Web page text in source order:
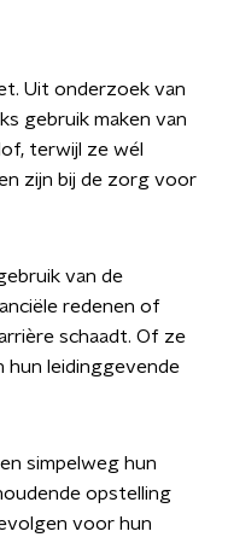
Uit onderzoek van
gebruik maken van
terwijl ze wél
zijn bij de zorg voor
van de
redenen of
schaadt. Of ze
hun leidinggevende
simpelweg hun
opstelling
voor hun